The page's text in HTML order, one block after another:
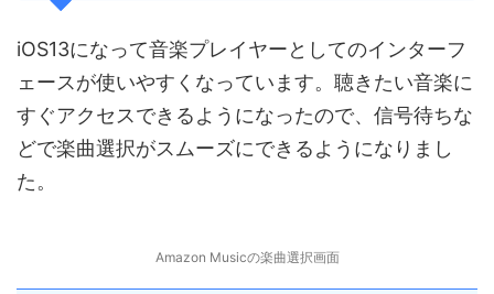
iOS13になって音楽プレイヤーとしてのインターフ
ェースが使いやすくなっています。聴きたい音楽に
すぐアクセスできるようになったので、信号待ちな
どで楽曲選択がスムーズにできるようになりまし
た。
Amazon Musicの楽曲選択画面